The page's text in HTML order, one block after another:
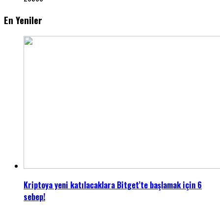
En Yeniler
Kriptoya yeni katılacaklara Bitget’te başlamak için 6
sebep!